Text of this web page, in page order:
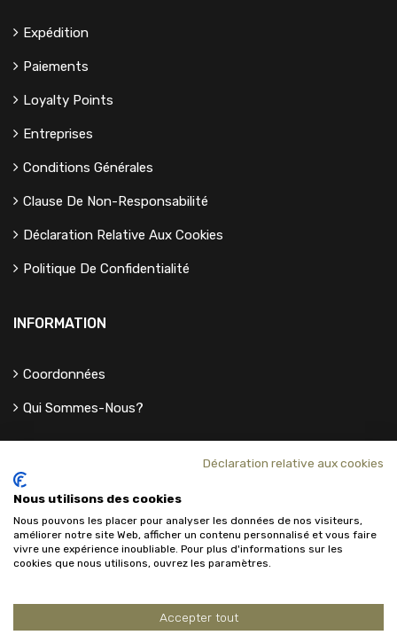
Expédition
Paiements
Loyalty Points
Entreprises
Conditions Générales
Clause De Non-Responsabilité
Déclaration Relative Aux Cookies
Politique De Confidentialité
INFORMATION
Coordonnées
Qui Sommes-Nous?
Déclaration relative aux cookies
Nous utilisons des cookies
Nous pouvons les placer pour analyser les données de nos visiteurs,
améliorer notre site Web, afficher un contenu personnalisé et vous faire
vivre une expérience inoubliable. Pour plus d'informations sur les
cookies que nous utilisons, ouvrez les paramètres.
Accepter tout